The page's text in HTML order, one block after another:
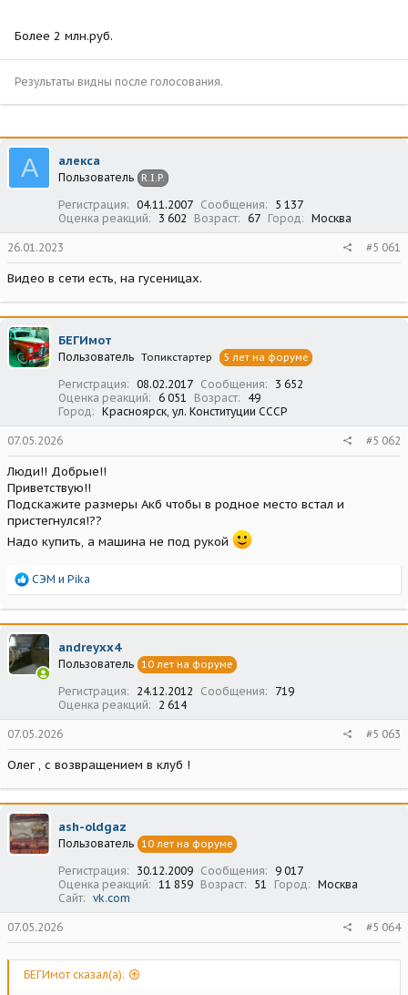
Более 2 млн.руб.
Результаты видны после голосования.
А алекса
Пользователь R.I.P.
Регистрация 04.11.2007 Сообщения
5 137
Оценка реакций
3 602 Возраст 67 Город Москва
26.01.2023 #5 061
Видео в сети есть, на гусеницах.
БЕГИмот
Пользователь Топикстартер 5 лет на форуме
Регистрация 08.02.2017 Сообщения
3 652
Оценка реакций
6 051 Возраст
49
Город
Красноярск, ул. Конституции СССР
07.05.2026 #5 062
Люди!! Добрые!!
Приветствую!!
Подскажите размеры Акб чтобы в родное место встал и
пристегнулся!??
Надо купить, а машина не под рукой
Р
а
к
ц
и
и
СЭМ и Pika
andreyxx4
Пользователь 10 лет на форуме
Регистрация 24.12.2012 Сообщения
719
Оценка реакций
2 614
07.05.2026 #5 063
Олег , с возвращением в клуб !
ash-oldgaz
Пользователь 10 лет на форуме
Регистрация 30.12.2009 Сообщения
9 017
Оценка реакций
11 859 Возраст 51 Город
Москва
Сайт
vk.com
07.05.2026 #5 064
БЕГИмот сказал(а):